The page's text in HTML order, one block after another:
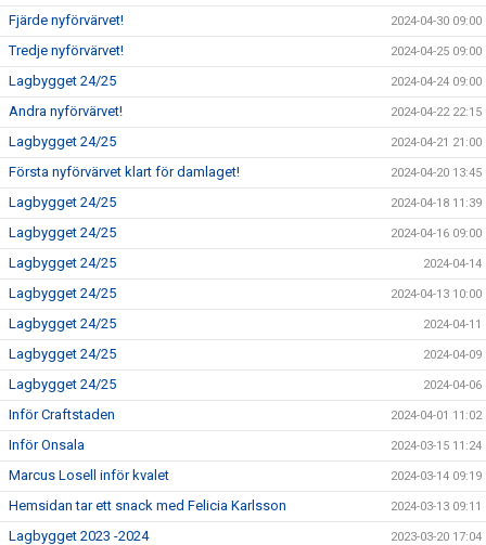
Fjärde nyförvärvet! 2024-04-30 09:00
Tredje nyförvärvet! 2024-04-25 09:00
Lagbygget 24/25 2024-04-24 09:00
Andra nyförvärvet! 2024-04-22 22:15
Lagbygget 24/25 2024-04-21 21:00
Första nyförvärvet klart för damlaget! 2024-04-20 13:45
Lagbygget 24/25 2024-04-18 11:39
Lagbygget 24/25 2024-04-16 09:00
Lagbygget 24/25 2024-04-14
Lagbygget 24/25 2024-04-13 10:00
Lagbygget 24/25 2024-04-11
Lagbygget 24/25 2024-04-09
Lagbygget 24/25 2024-04-06
Inför Craftstaden 2024-04-01 11:02
Inför Onsala 2024-03-15 11:24
Marcus Losell inför kvalet 2024-03-14 09:19
Hemsidan tar ett snack med Felicia Karlsson 2024-03-13 09:11
Lagbygget 2023 -2024 2023-03-20 17:04